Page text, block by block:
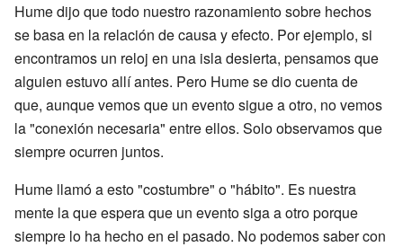
Hume dijo que todo nuestro razonamiento sobre hechos
se basa en la relación de causa y efecto. Por ejemplo, si
encontramos un reloj en una isla desierta, pensamos que
alguien estuvo allí antes. Pero Hume se dio cuenta de
que, aunque vemos que un evento sigue a otro, no vemos
la "conexión necesaria" entre ellos. Solo observamos que
siempre ocurren juntos.
Hume llamó a esto "costumbre" o "hábito". Es nuestra
mente la que espera que un evento siga a otro porque
siempre lo ha hecho en el pasado. No podemos saber con